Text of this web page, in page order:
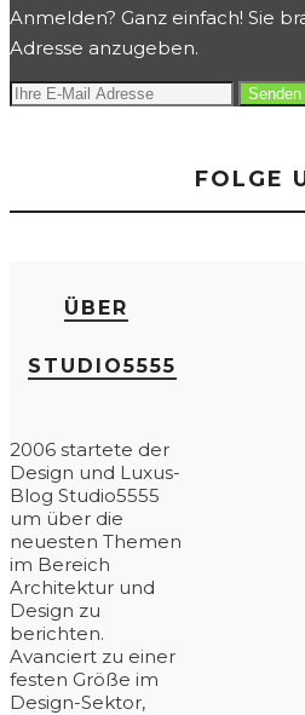
Anmelden? Ganz einfach! Sie
Adresse anzugeben.
FOLGE
ÜBER
STUDIO5555
2006 startete der
Design und Luxus-
Blog Studio5555
um über die
neuesten Themen
im Bereich
Architektur und
Design zu
berichten.
Avanciert zu einer
festen Größe im
Design-Sektor,